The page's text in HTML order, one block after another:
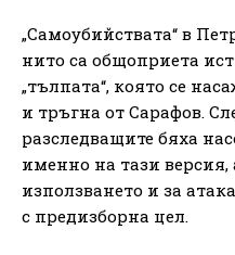
„Самоубийствата“ в
нито са общоприета
„тълпата“, която се
и тръгна от Сарафов.
разследващите бяха
именно на тази
използването и за
с предизборна цел.